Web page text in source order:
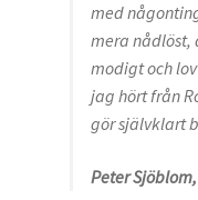
med
mera nådlöst,
modigt och
jag hört från
gör självklart
Peter